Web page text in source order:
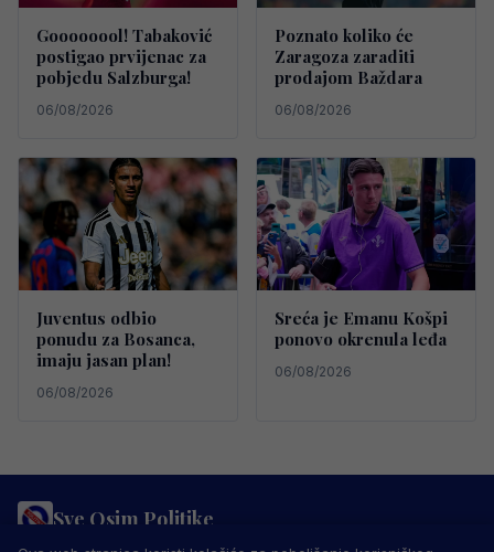
Goooooool! Tabaković
postigao prvijenac za
pobjedu Salzburga!
06/08/2026
Poznato koliko će
Zaragoza zaraditi
prodajom Baždara
06/08/2026
Juventus odbio
ponudu za Bosanca,
imaju jasan plan!
06/08/2026
Sreća je Emanu Košpi
ponovo okrenula leđa
06/08/2026
Sve Osim Politike
PRAVILA PRIVATNOSTIMARKETING USLOVI KORIŠTENJA